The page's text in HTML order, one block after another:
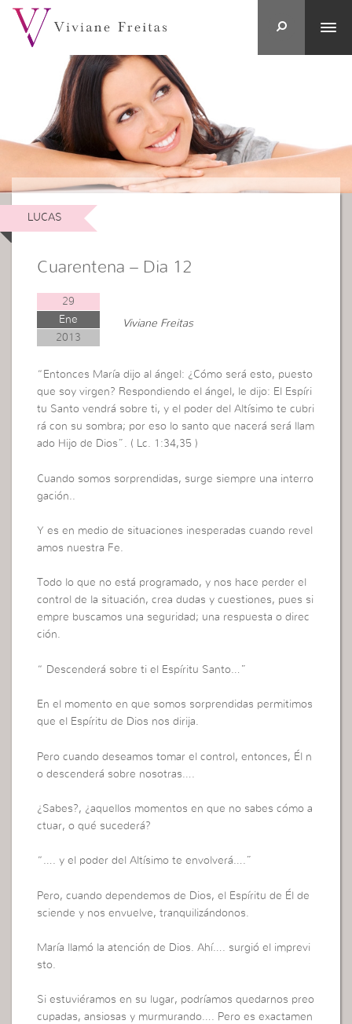
LUCAS
Cuarentena – Dia 12
29
Ene
2013
Viviane Freitas
“Entonces María dijo al ángel: ¿Cómo será esto, puesto
que soy virgen? Respondiendo el ángel, le dijo: El Espíri
tu Santo vendrá sobre ti, y el poder del Altísimo te cubri
rá con su sombra; por eso lo santo que nacerá será llam
ado Hijo de Dios”. ( Lc. 1:34,35 )
Cuando somos sorprendidas, surge siempre una interro
gación..
Y es en medio de situaciones inesperadas cuando revel
amos nuestra Fe.
Todo lo que no está programado, y nos hace perder el
control de la situación, crea dudas y cuestiones, pues si
empre buscamos una seguridad; una respuesta o direc
ción.
“ Descenderá sobre ti el Espíritu Santo…”
En el momento en que somos sorprendidas permitimos
que el Espíritu de Dios nos dirija.
Pero cuando deseamos tomar el control, entonces, Él n
o descenderá sobre nosotras….
¿Sabes?, ¿aquellos momentos en que no sabes cómo a
ctuar, o qué sucederá?
“…. y el poder del Altísimo te envolverá….”
Pero, cuando dependemos de Dios, el Espíritu de Él de
sciende y nos envuelve, tranquilizándonos.
María llamó la atención de Dios. Ahí…. surgió el imprevi
sto.
Si estuviéramos en su lugar, podríamos quedarnos preo
cupadas, ansiosas y murmurando…. Pero es exactamen